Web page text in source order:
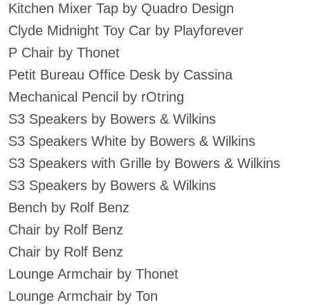
Kitchen Mixer Tap by Quadro Design
Clyde Midnight Toy Car by Playforever
P Chair by Thonet
Petit Bureau Office Desk by Cassina
Mechanical Pencil by rOtring
S3 Speakers by Bowers & Wilkins
S3 Speakers White by Bowers & Wilkins
S3 Speakers with Grille by Bowers & Wilkins
S3 Speakers by Bowers & Wilkins
Bench by Rolf Benz
Chair by Rolf Benz
Chair by Rolf Benz
Lounge Armchair by Thonet
Lounge Armchair by Ton